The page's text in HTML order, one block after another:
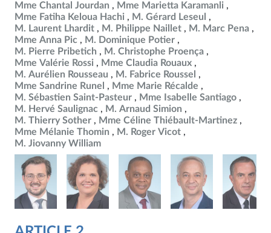
Mme Chantal Jourdan
Mme Marietta Karamanli
Mme Fatiha Keloua Hachi
M. Gérard Leseul
M. Laurent Lhardit
M. Philippe Naillet
M. Marc Pena
Mme Anna Pic
M. Dominique Potier
M. Pierre Pribetich
M. Christophe Proença
Mme Valérie Rossi
Mme Claudia Rouaux
M. Aurélien Rousseau
M. Fabrice Roussel
Mme Sandrine Runel
Mme Marie Récalde
M. Sébastien Saint-Pasteur
Mme Isabelle Santiago
M. Hervé Saulignac
M. Arnaud Simion
M. Thierry Sother
Mme Céline Thiébault-Martinez
Mme Mélanie Thomin
M. Roger Vicot
M. Jiovanny William